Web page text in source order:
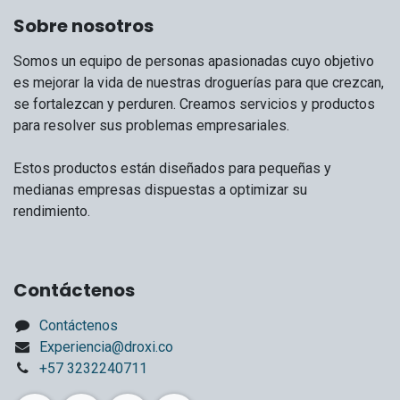
Sobre nosotros
Somos un equipo de personas apasionadas cuyo objetivo
es mejorar la vida de nuestras droguerías para que crezcan,
se fortalezcan y perduren. Creamos servicios y productos
para resolver sus problemas empresariales.
Estos productos están diseñados para pequeñas y
medianas empresas dispuestas a optimizar su
rendimiento.
Contáctenos
Contáctenos
Experiencia@droxi.co
+57 3232240711